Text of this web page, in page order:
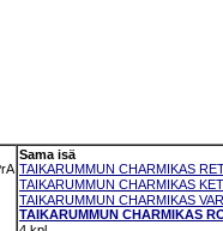
Sama isä
TAIKARUMMUN CHARMIKAS
TAIKARUMMUN CHARMIKAS
TAIKARUMMUN CHARMIKAS
TAIKARUMMUN CHARMIKAS